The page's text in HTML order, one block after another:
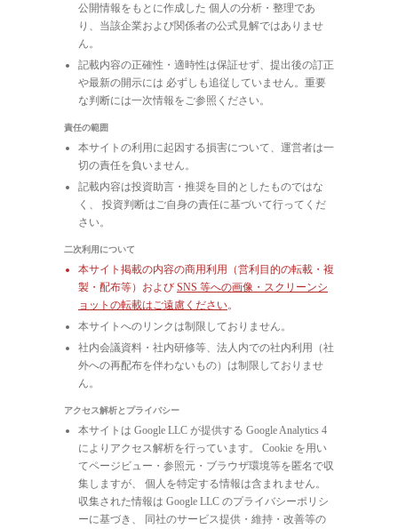
公開情報をもとに作成した 個人の分析・整理であ
り、当該企業および関係者の公式見解ではありませ
ん。
記載内容の正確性・適時性は保証せず、提出後の訂正
や最新の開示には 必ずしも追従していません。重要
な判断には一次情報をご参照ください。
責任の範囲
本サイトの利用に起因する損害について、運営者は一
切の責任を負いません。
記載内容は投資助言・推奨を目的としたものではな
く、 投資判断はご自身の責任に基づいて行ってくだ
さい。
二次利用について
本サイト掲載の内容の商用利用（営利目的の転載・複
製・配布等）および SNS 等への画像・スクリーンシ
ョットの転載はご遠慮ください。
本サイトへのリンクは制限しておりません。
社内会議資料・社内研修等、法人内での社内利用（社
外への再配布を伴わないもの）は制限しておりませ
ん。
アクセス解析とプライバシー
本サイトは Google LLC が提供する Google Analytics 4
によりアクセス解析を行っています。 Cookie を用い
てページビュー・参照元・ブラウザ環境等を匿名で収
集しますが、 個人を特定する情報は含まれません。
収集された情報は Google LLC のプライバシーポリシ
ーに基づき、 同社のサービス提供・維持・改善等の